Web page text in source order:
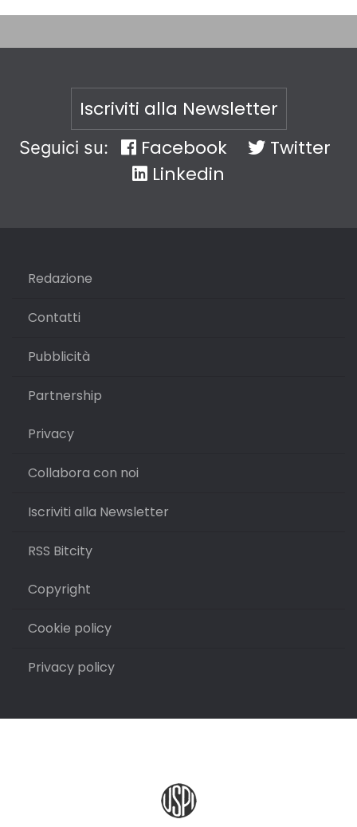
Iscriviti alla Newsletter
Seguici su: Facebook
Twitter
Linkedin
Redazione
Contatti
Pubblicità
Partnership
Privacy
Collabora con noi
Iscriviti alla Newsletter
RSS Bitcity
Copyright
Cookie policy
Privacy policy